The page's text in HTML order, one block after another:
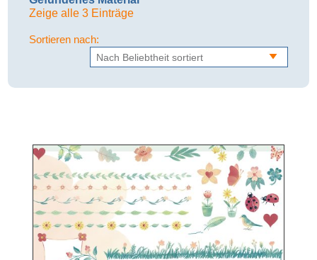
Zeige alle 3 Einträge
Sortieren nach: